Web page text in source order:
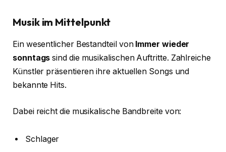
Musik im Mittelpunkt
Ein wesentlicher Bestandteil von Immer wieder
sonntags sind die musikalischen Auftritte. Zahlreiche
Künstler präsentieren ihre aktuellen Songs und
bekannte Hits.
Dabei reicht die musikalische Bandbreite von:
Schlager